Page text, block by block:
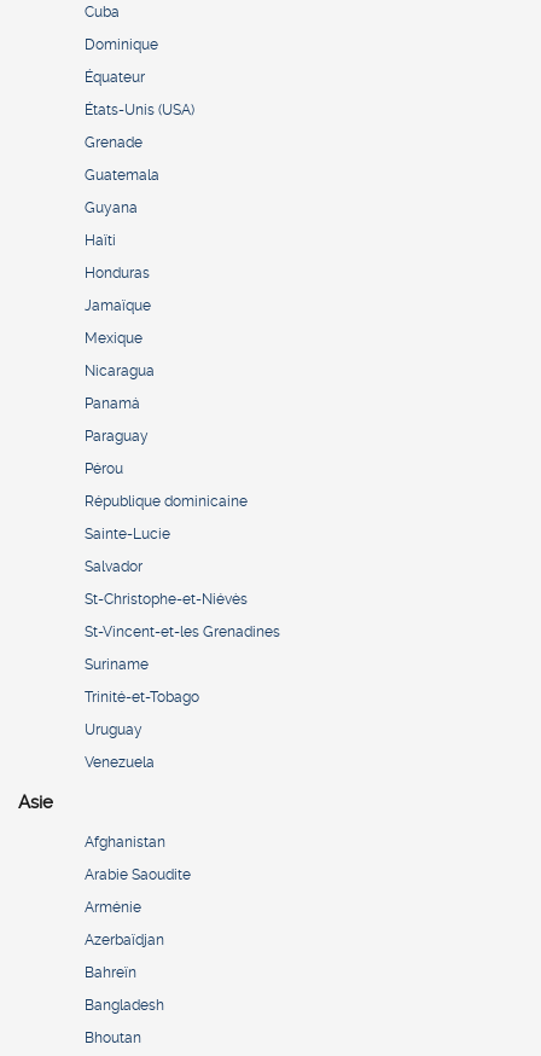
Cuba
Dominique
Équateur
États-Unis (USA)
Grenade
Guatemala
Guyana
Haïti
Honduras
Jamaïque
Mexique
Nicaragua
Panamá
Paraguay
Pérou
République dominicaine
Sainte-Lucie
Salvador
St-Christophe-et-Niévès
St-Vincent-et-les Grenadines
Suriname
Trinité-et-Tobago
Uruguay
Venezuela
Asie
Afghanistan
Arabie Saoudite
Arménie
Azerbaïdjan
Bahreïn
Bangladesh
Bhoutan